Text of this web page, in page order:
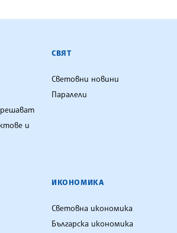
АГЕНЦИЯ
и
СВЯТ
Световни новини
Паралели
ИКОНОМИКА
Световна икономика
Българска икономика